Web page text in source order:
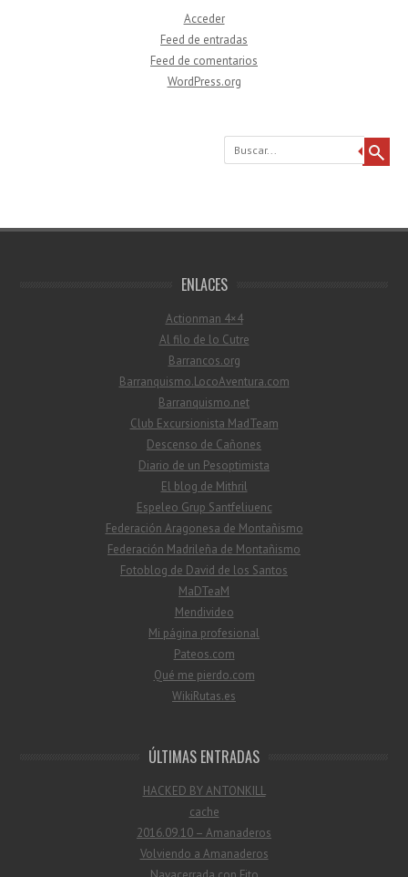
Acceder
Feed de entradas
Feed de comentarios
WordPress.org
Buscar
ENLACES
Actionman 4×4
Al filo de lo Cutre
Barrancos.org
Barranquismo.LocoAventura.com
Barranquismo.net
Club Excursionista MadTeam
Descenso de Cañones
Diario de un Pesoptimista
El blog de Mithril
Espeleo Grup Santfeliuenc
Federación Aragonesa de Montañismo
Federación Madrileña de Montañismo
Fotoblog de David de los Santos
MaDTeaM
Mendivideo
Mi página profesional
Pateos.com
Qué me pierdo.com
WikiRutas.es
ÚLTIMAS ENTRADAS
HACKED BY ANTONKILL
cache
2016.09.10 – Amanaderos
Volviendo a Amanaderos